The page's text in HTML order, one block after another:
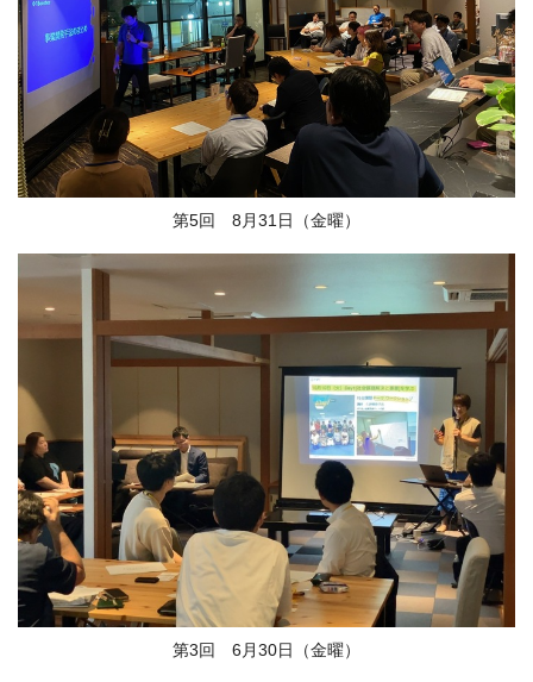
第5回 8月31日（金曜）
第3回 6月30日（金曜）